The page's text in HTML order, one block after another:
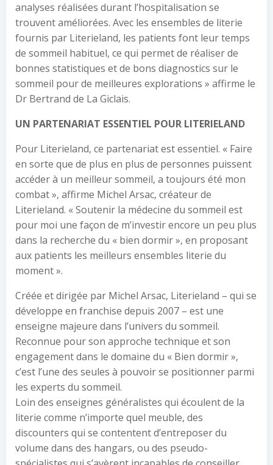
analyses réalisées durant l’hospitalisation se
trouvent améliorées. Avec les ensembles de literie
fournis par Literieland, les patients font leur temps
de sommeil habituel, ce qui permet de réaliser de
bonnes statistiques et de bons diagnostics sur le
sommeil pour de meilleures explorations » affirme le
Dr Bertrand de La Giclais.
UN PARTENARIAT ESSENTIEL POUR LITERIELAND
Pour Literieland, ce partenariat est essentiel. « Faire
en sorte que de plus en plus de personnes puissent
accéder à un meilleur sommeil, a toujours été mon
combat », affirme Michel Arsac, créateur de
Literieland. « Soutenir la médecine du sommeil est
pour moi une façon de m’investir encore un peu plus
dans la recherche du « bien dormir », en proposant
aux patients les meilleurs ensembles literie du
moment ».
Créée et dirigée par Michel Arsac, Literieland – qui se
développe en franchise depuis 2007 – est une
enseigne majeure dans l’univers du sommeil.
Reconnue pour son approche technique et son
engagement dans le domaine du « Bien dormir »,
c’est l’une des seules à pouvoir se positionner parmi
les experts du sommeil.
Loin des enseignes généralistes qui écoulent de la
literie comme n’importe quel meuble, des
discounters qui se contentent d’entreposer du
volume dans des hangars, ou des pseudo-